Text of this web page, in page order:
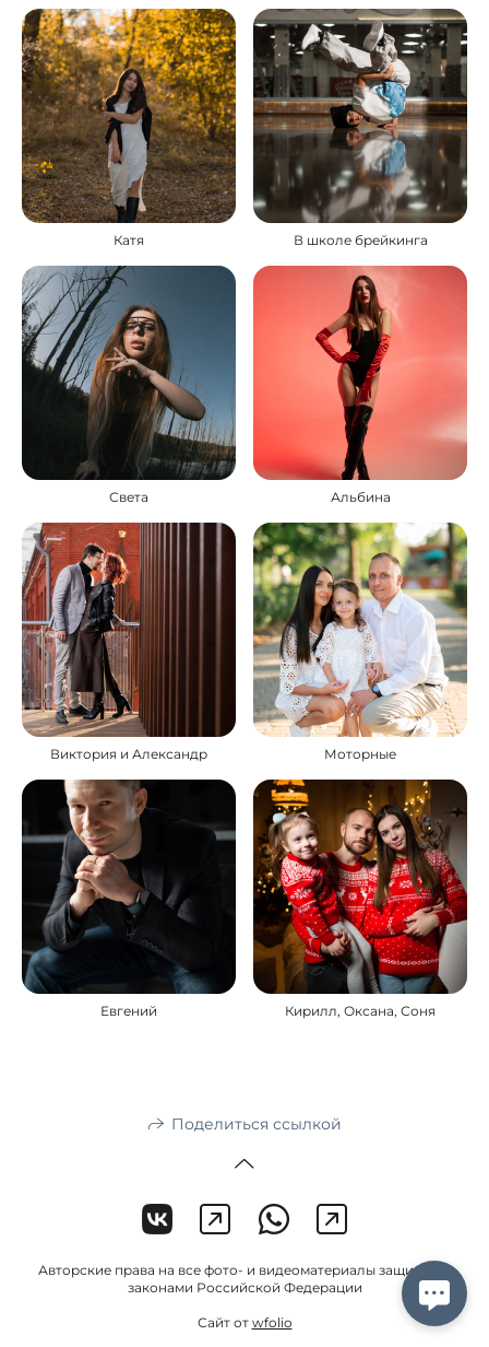
Катя В школе брейкинга
Света Альбина
Виктория и Александр Моторные
Евгений Кирилл, Оксана, Соня
Поделиться ссылкой
Авторские права на все фото- и видеоматериалы защищены
законами Российской Федерации
Сайт от wfolio